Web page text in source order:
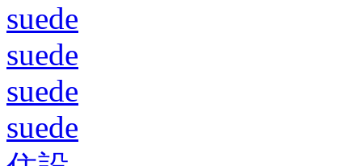
suede
suede
suede
suede